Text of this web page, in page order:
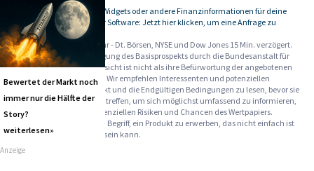
-
Kursdaten, Widgets oder andere Finanzinformationen für deine
Website oder Software: Jetzt hier klicken, um eine Anfrage zu
stellen.
Alle Angaben ohne Gewähr - Dt. Börsen, NYSE und Dow Jones 15 Min. verzögert.
Werbehinweise:
Die Billigung des Basisprospekts durch die Bundesanstalt für
Finanzdienstleistungsaufsicht ist nicht als ihre Befürwortung der angebotenen
Wertpapiere zu verstehen. Wir empfehlen Interessenten und potenziellen
Anlegern den Basisprospekt und die Endgültigen Bedingungen zu lesen, bevor sie
eine Anlageentscheidung treffen, um sich möglichst umfassend zu informieren,
insbesondere über die potenziellen Risiken und Chancen des Wertpapiers.
Warnhinweise: Sie sind im Begriff, ein Produkt zu erwerben, das nicht einfach ist
und schwer zu verstehen sein kann.
Bewertet der Markt noch
immer nur die Hälfte der
Story?
weiterlesen»
Anzeige